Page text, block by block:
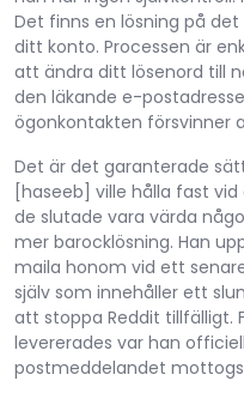
Det finns en lösning på
ditt konto. Processen är
att ändra ditt lösenord till
den läkande e-
ögonkontakten försvinner
Det är det garanterade
[haseeb] ville hålla fast
de slutade vara värda
mer barocklösning. Han
maila honom vid ett
själv som innehåller ett
att stoppa Reddit
levererades var han
postmeddelandet